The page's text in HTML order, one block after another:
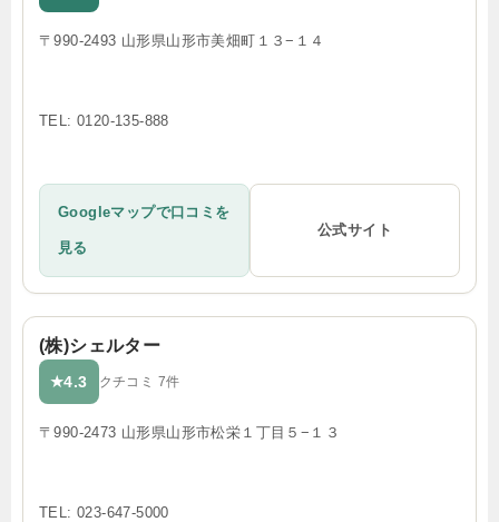
〒990-2493 山形県山形市美畑町１３−１４
TEL: 0120-135-888
Googleマップで口コミを
見る
公式サイト
(株)シェルター
★4.3 クチコミ 7件
〒990-2473 山形県山形市松栄１丁目５−１３
TEL: 023-647-5000